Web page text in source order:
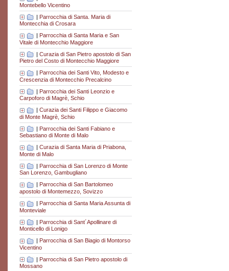
Montebello Vicentino
| Parrocchia di Santa. Maria di
Montecchia di Crosara
| Parrocchia di Santa Maria e San
Vitale di Montecchio Maggiore
| Curazia di San Pietro apostolo di San
Pietro del Costo di Montecchio Maggiore
| Parrocchia dei Santi Vito, Modesto e
Crescenzia di Montecchio Precalcino
| Parrocchia dei Santi Leonzio e
Carpoforo di Magrè, Schio
Curazia dei Santi Filippo e Giacomo
di Monte Magrè, Schio
| Parrocchia dei Santi Fabiano e
Sebastiano di Monte di Malo
Curazia di Santa Maria di Priabona,
Monte di Malo
| Parrocchia di San Lorenzo di Monte
San Lorenzo, Gambugliano
Parrocchia di San Bartolomeo
apostolo di Montemezzo, Sovizzo
| Parrocchia di Santa Maria Assunta di
Monteviale
| Parrocchia di Sant´Apollinare di
Monticello di Lonigo
| Parrocchia di San Biagio di Montorso
Vicentino
| Parrocchia di San Pietro apostolo di
Mossano